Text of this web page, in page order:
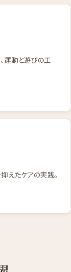
運動と遊びの工
えたケアの実践。